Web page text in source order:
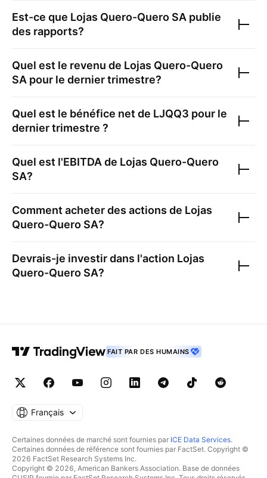
Est-ce que Lojas Quero-Quero SA publie
des rapports?
Quel est le revenu de Lojas Quero-Quero
SA pour le dernier trimestre?
Quel est le bénéfice net de LJQQ3 pour le
dernier trimestre ?
Quel est l'EBITDA de Lojas Quero-Quero
SA?
Comment acheter des actions de Lojas
Quero-Quero SA?
Devrais-je investir dans l'action Lojas
Quero-Quero SA?
FAIT PAR DES HUMAINS
Français
Certaines données de marché sont fournies par ICE Data Services.
Certaines données de référence sont fournies par FactSet. Copyright ©
2026 FactSet Research Systems Inc.
Copyright © 2026, American Bankers Association. Base de données